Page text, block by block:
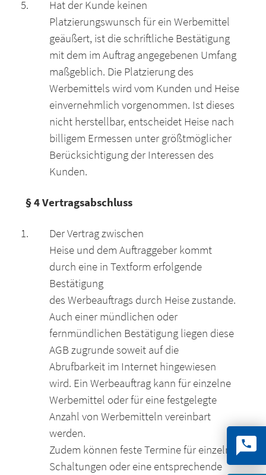
Hat der Kunde keinen
Platzierungswunsch für ein Werbemittel
geäußert, ist die schriftliche Bestätigung
mit dem im Auftrag angegebenen Umfang
maßgeblich. Die Platzierung des
Werbemittels wird vom Kunden und Heise
einvernehmlich vorgenommen. Ist dieses
nicht herstellbar, entscheidet Heise nach
billigem Ermessen unter größtmöglicher
Berücksichtigung der Interessen des
Kunden.
§ 4 Vertragsabschluss
Der Vertrag zwischen
Heise und dem Auftraggeber kommt
durch eine in Textform erfolgende
Bestätigung
des Werbeauftrags durch Heise zustande.
Auch einer mündlichen oder
fernmündlichen Bestätigung liegen diese
AGB zugrunde soweit auf die
Abrufbarkeit im Internet hingewiesen
wird. Ein Werbeauftrag kann für einzelne
Werbemittel oder für eine festgelegte
Anzahl von Werbemitteln vereinbart
werden.
Zudem können feste Termine für einzelne
Schaltungen oder eine entsprechende